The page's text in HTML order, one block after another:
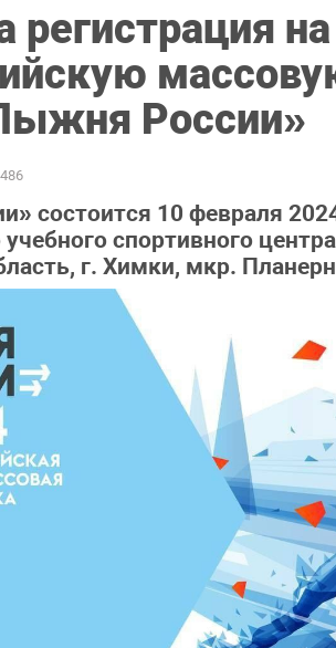
регистрация на
России»
состоится 10 февраля
спортивного
г. Химки, мкр.